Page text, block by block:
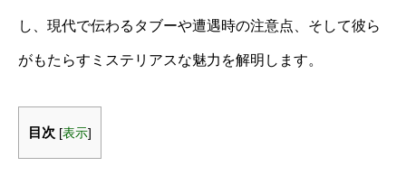
し、現代で伝わるタブーや遭遇時の注意点、そして彼ら
がもたらすミステリアスな魅力を解明します。
目次 [表示]